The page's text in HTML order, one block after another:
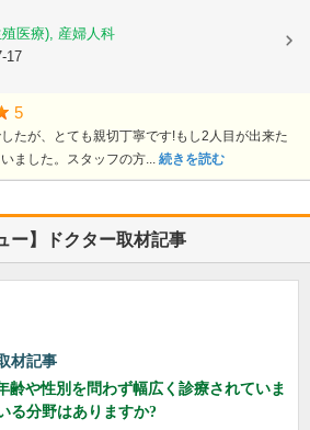
医療), 産婦人科
17
5
たが、とても親切丁寧です!もし2人目が出来た
ました。スタッフの方... 続きを読む
ー】ドクター取材記事
材記事
や性別を問わず幅広く診療されていま
る分野はありますか?